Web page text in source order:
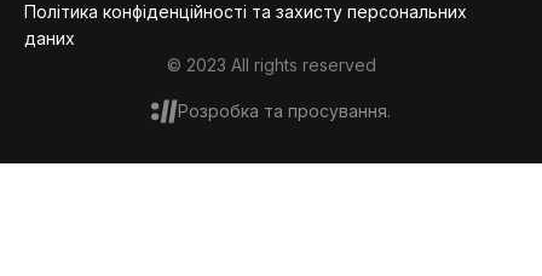
Політика конфіденційності та захисту персональних
даних
© 2023 All rights reserved
Розробка та просування.